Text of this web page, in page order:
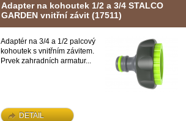
Adapter na kohoutek 1/2 a 3/4 STALCO
GARDEN vnitřní závit (17511)
Adaptér na 3/4 a 1/2 palcový
kohoutek s vnitřním závitem.
Prvek zahradních armatur...
DETAIL